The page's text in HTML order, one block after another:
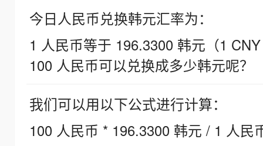
今日人民币兑换韩元汇率为：
1 人民币等于 196.3300 韩元（1
100 人民币可以兑换成多少韩元呢？
我们可以用以下公式进行计算：
100 人民币 * 196.3300 韩元 / 1 人民